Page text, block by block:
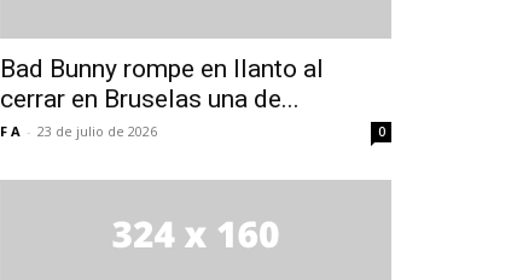
Bad Bunny rompe en llanto al
cerrar en Bruselas una de...
F A - 23 de julio de 2026 0